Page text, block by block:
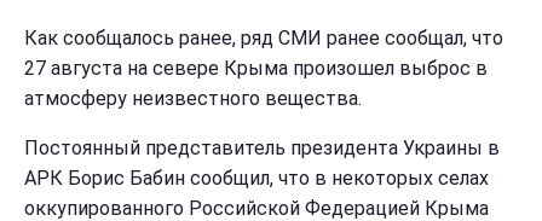
Как сообщалось ранее, ряд СМИ ранее сообщал, что
27 августа на севере Крыма произошел выброс в
атмосферу неизвестного вещества.
Постоянный представитель президента Украины в
АРК Борис Бабин сообщил, что в некоторых селах
оккупированного Российской Федерацией Крыма